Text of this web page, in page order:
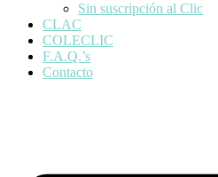
Sin suscripción al Clic
CLAC
COLECLIC
F.A.Q.’s
Contacto